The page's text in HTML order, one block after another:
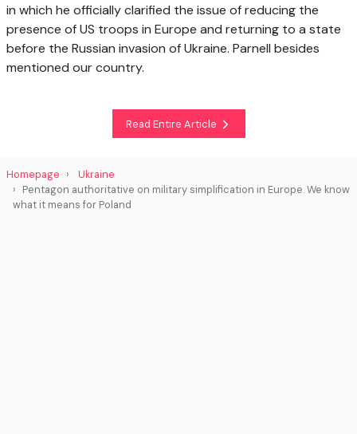
in which he officially clarified the issue of reducing the
presence of US troops in Europe and returning to a state
before the Russian invasion of Ukraine. Parnell besides
mentioned our country.
Read Entire Article
Homepage
Ukraine
Pentagon authoritative on military simplification in Europe. We know
what it means for Poland